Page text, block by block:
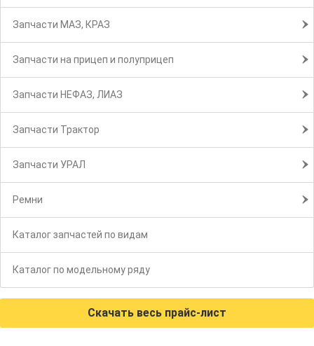
Запчасти МАЗ, КРАЗ
Запчасти на прицеп и полуприцеп
Запчасти НЕФАЗ, ЛИАЗ
Запчасти Трактор
Запчасти УРАЛ
Ремни
Каталог запчастей по видам
Каталог по модельному ряду
Скачать весь прайс-лист